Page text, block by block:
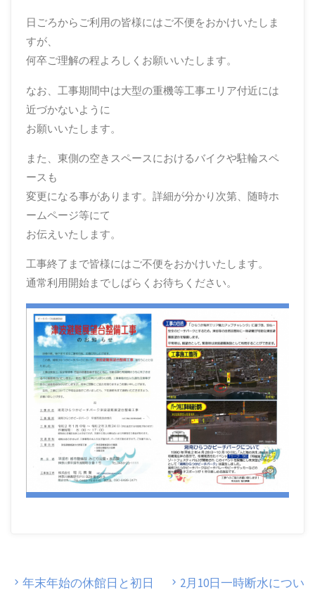
日ごろからご利用の皆様にはご不便をおかけいたしま
すが、
何卒ご理解の程よろしくお願いいたします。
なお、工事期間中は大型の重機等工事エリア付近には
近づかないように
お願いいたします。
また、東側の空きスペースにおけるバイクや駐輪スペ
ースも
変更になる事があります。詳細が分かり次第、随時ホ
ームページ等にて
お伝えいたします。
工事終了まで皆様にはご不便をおかけいたします。
通常利用開始までしばらくお待ちください。
年末年始の休館日と初日
2月10日一時断水につい